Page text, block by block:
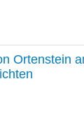
Ortenstein